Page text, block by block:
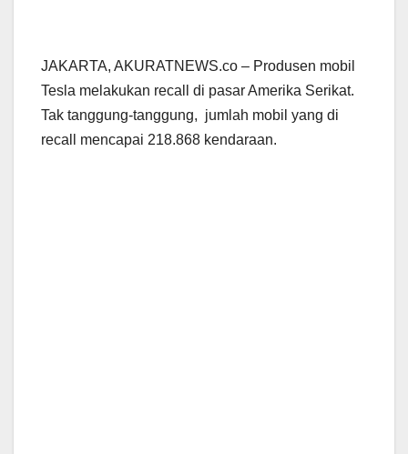
JAKARTA, AKURATNEWS.co – Produsen mobil
Tesla melakukan recall di pasar Amerika Serikat.
Tak tanggung-tanggung, jumlah mobil yang di
recall mencapai 218.868 kendaraan.